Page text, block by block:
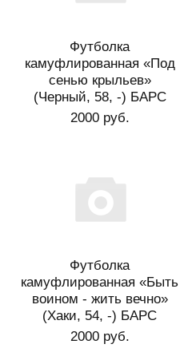
Футболка
камуфлированная «Под
сенью крыльев»
(Черный, 58, -) БАРС
2000 руб.
Футболка
камуфлированная «Быть
воином - жить вечно»
(Хаки, 54, -) БАРС
2000 руб.